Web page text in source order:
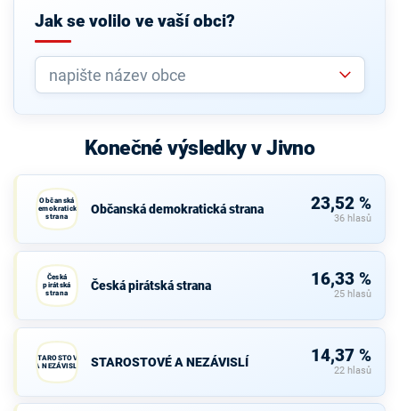
Jak se volilo ve vaší obci?
Konečné výsledky v Jivno
Občanská
demokratická
strana
Občanská demokratická strana 23,52 %
36 hlasů
Česká
pirátská
strana
Česká pirátská strana 16,33 %
25 hlasů
STAROSTOVÉ
A NEZÁVISLÍ
STAROSTOVÉ A NEZÁVISLÍ 14,37 %
22 hlasů